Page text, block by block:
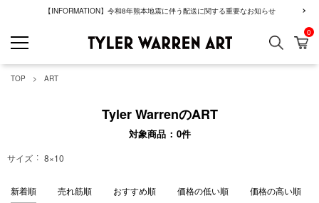
【INFORMATION】令和8年熊本地震に伴う配送に関する重要なお知らせ
GREENROOM
検索 カ
0
TOP ART
Tyler WarrenのART
対象商品 0件
サイズ 8×10
新着順 売れ筋順 おすすめ順 価格の低い順 価格の高い順